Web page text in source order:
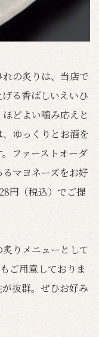
の炙りは、当店で
る香ばしいえいひ
どよい噛み応えと
ゆっくりとお酒を
ファーストオーダ
マヨネーズをお好
円（税込）でご提
りメニューとして
ご用意しておりま
抜群。ぜひお好み